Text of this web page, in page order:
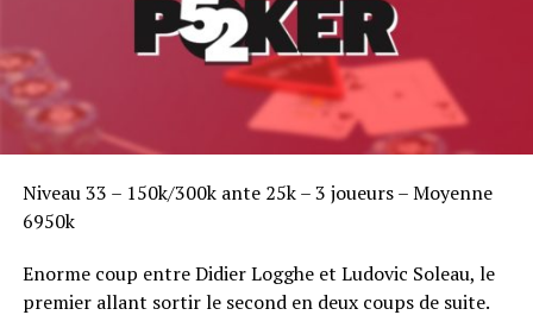
Niveau 33 – 150k/300k ante 25k – 3 joueurs – Moyenne
6950k
Enorme coup entre Didier Logghe et Ludovic Soleau, le
premier allant sortir le second en deux coups de suite.